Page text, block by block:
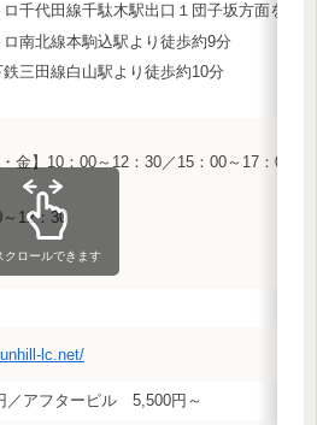
千代田線千駄木駅出口１団子坂方面を出
南北線本駒込駅より徒歩約9分
三田線白山駅より徒歩約10分
金】10：00～12：30／15：00～17：00
～12：30
lc.net/
アフターピル 5,500円～
クロールできます